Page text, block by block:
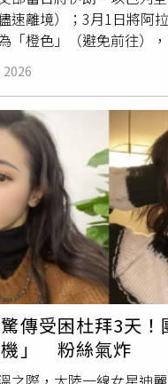
與寵愛。阿拉斯透露，
預計在即將到來的週末
阿拉斯也藉此機會呼籲
佐伊這類因
而
勵民眾若無法長期領養
供一個安靜的房間或小
在尋找新家期間，擁有
壓力環境中等待。
速離境）；3月1日將阿
「橙色」（避免前往）
警示。觀光署呼籲旅行
降低安全風險並保障旅
與中東地區仍有46團、
團、1,144人原計劃經杜拜
他航線或內陸交通工具返
另有4團、96人滯留杜拜
會公關主委李奇嶽表示
行團滯留當地，旅行社要
取消，則在扣除必要費用
旅遊途中因航班取消致旅
應記載及不得記載事項
行社負擔，不得向旅客
旅客與旅行社間如因取
於旅遊行程結束後1年內
質保障協會申訴調處。
2026
傳受困杜拜3天！
機」 粉絲氣炸